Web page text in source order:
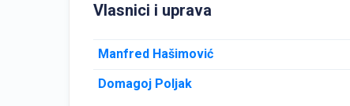
Vlasnici i uprava
Manfred Hašimović
Domagoj Poljak